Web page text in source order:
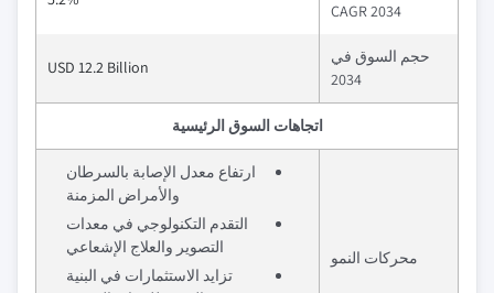
2034 CAGR
حجم السوق في
2034
USD 12.2 Billion
اتجاهات السوق الرئيسية
محركات النمو
ارتفاع معدل الإصابة بالسرطان
والأمراض المزمنة
التقدم التكنولوجي في معدات
التصوير والعلاج الإشعاعي
تزايد الاستثمارات في البنية